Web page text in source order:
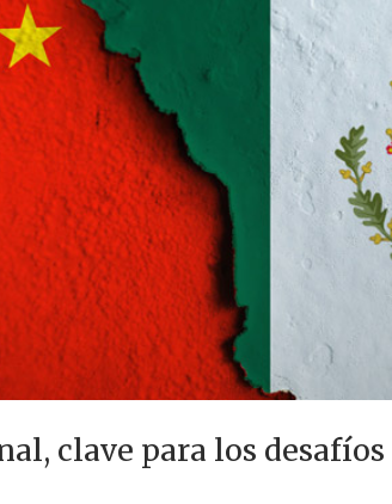
clave para los